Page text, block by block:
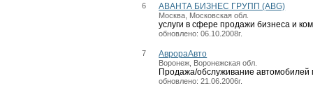
6 АВАНТА БИЗНЕС ГРУПП (ABG)
Москва, Московская обл.
услуги в сфере продажи бизнеса и
обновлено: 06.10.2008г.
7 АврораАвто
Воронеж, Воронежская обл.
Продажа/обслуживание автомобилей
обновлено: 21.06.2006г.